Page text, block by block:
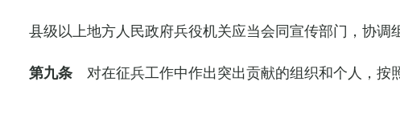
县级以上地方人民政府兵役机关应当会同宣传部门，协调
第九条 对在征兵工作中作出突出贡献的组织和个人，按